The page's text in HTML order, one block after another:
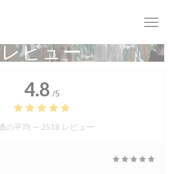
いて
レビュー
4.8 /5
の平均 — 2518 レビュー